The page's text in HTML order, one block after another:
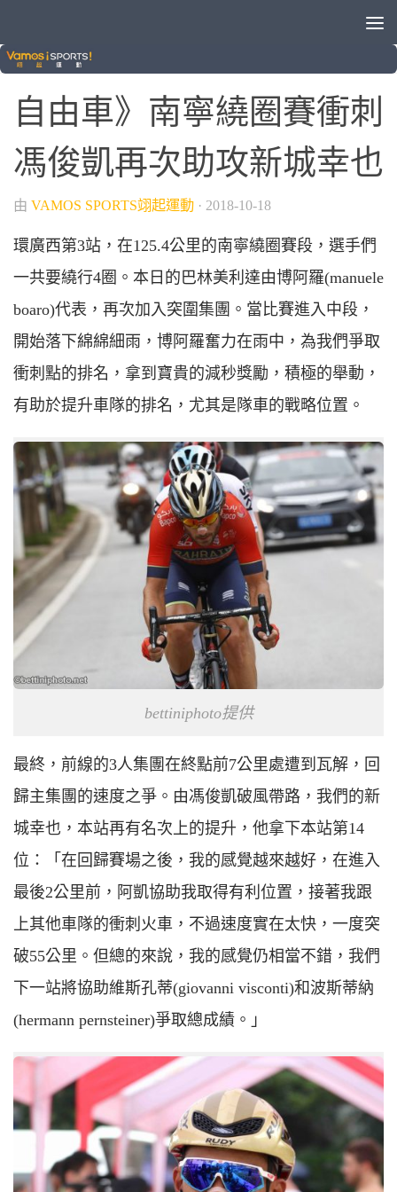
綜合運動 / 自行車
自由車》南寧繞圈賽衝刺
馮俊凱再次助攻新城幸也
由 VAMOS SPORTS翊起運動 · 2018-10-18
環廣西第3站，在125.4公里的南寧繞圈賽段，選手們
一共要繞行4圈。本日的巴林美利達由博阿羅(manuele
boaro)代表，再次加入突圍集團。當比賽進入中段，
開始落下綿綿細雨，博阿羅奮力在雨中，為我們爭取
衝刺點的排名，拿到寶貴的減秒獎勵，積極的舉動，
有助於提升車隊的排名，尤其是隊車的戰略位置。
bettiniphoto提供
最終，前線的3人集團在終點前7公里處遭到瓦解，回
歸主集團的速度之爭。由馮俊凱破風帶路，我們的新
城幸也，本站再有名次上的提升，他拿下本站第14
位：「在回歸賽場之後，我的感覺越來越好，在進入
最後2公里前，阿凱協助我取得有利位置，接著我跟
上其他車隊的衝刺火車，不過速度實在太快，一度突
破55公里。但總的來說，我的感覺仍相當不錯，我們
下一站將協助維斯孔蒂(giovanni visconti)和波斯蒂納
(hermann pernsteiner)爭取總成績。」